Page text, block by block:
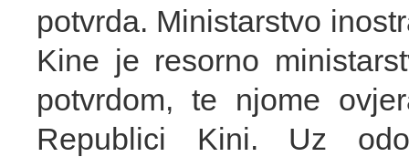
potvrda. Ministarstvo
Kine je resorno
potvrdom, te njome
Republici Kini. Uz